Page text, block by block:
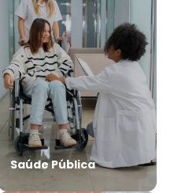
Saúde Pública